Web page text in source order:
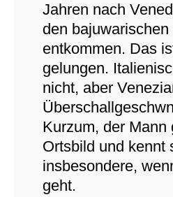
Jahren nach
den
entkommen. Das
gelungen.
nicht, aber
Kurzum, der Mann
Ortsbild und kennt
insbesondere,
geht.